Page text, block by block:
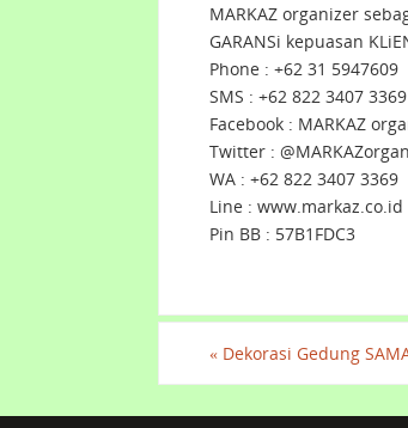
MARKAZ organizer
GARANSi kepuasan
Phone : +62 31 5947609
SMS : +62 822 3407 3369
Facebook : MARKAZ
Twitter :
WA : +62 822 3407 3369
Line : www.markaz.co.id
Pin BB : 57B1FDC3
« Dekorasi Gedung